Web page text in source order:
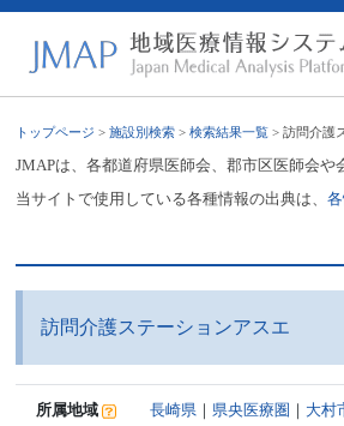
トップページ >施設別検索 >検索結果一覧 > 訪問介護
JMAPは、各都道府県医師会、郡市区医師会
当サイトで使用している各種情報の出典は、
訪問介護ステーションアスエ
所属地域 長崎県 ｜ 県央医療圏 ｜ 大村